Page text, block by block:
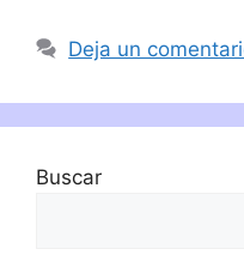
Deja un
Buscar